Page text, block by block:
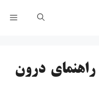
راهنمای درون